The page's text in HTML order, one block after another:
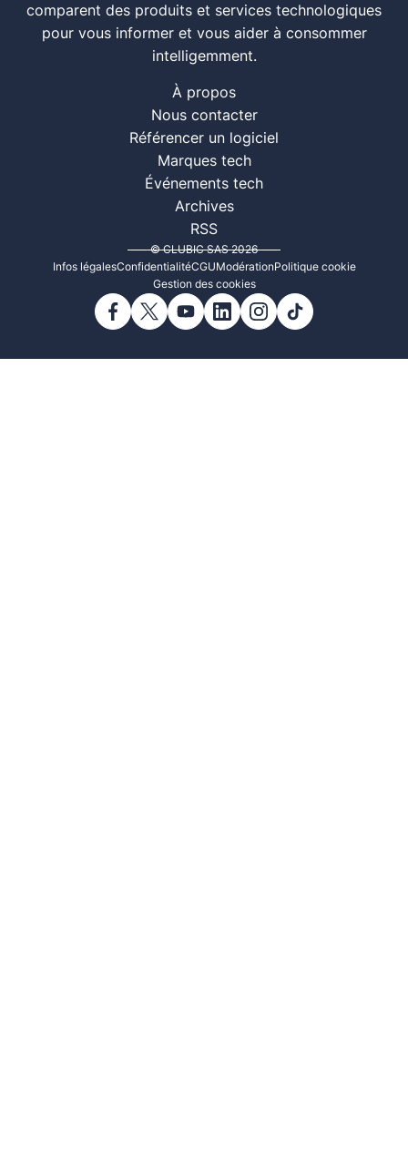
comparent des produits et services technologiques
pour vous informer et vous aider à consommer
intelligemment.
À propos
Nous contacter
Référencer un logiciel
Marques tech
Événements tech
Archives
RSS
© CLUBIC SAS 2026
Infos légalesConfidentialitéCGUModérationPolitique cookie
Gestion des cookies